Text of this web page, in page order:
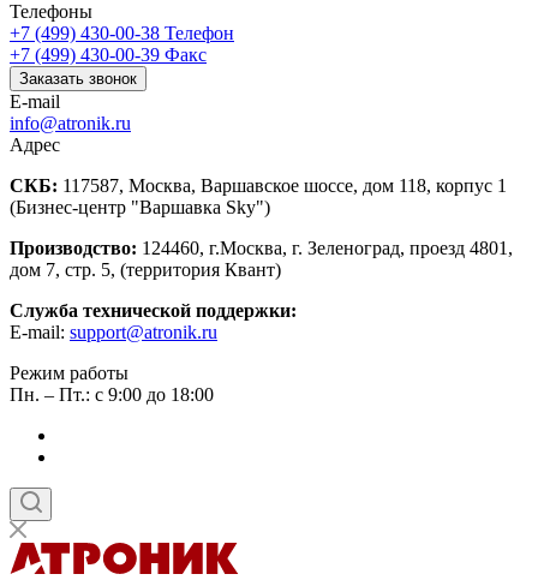
Телефоны
+7 (499) 430-00-38 Телефон
+7 (499) 430-00-39 Факс
Заказать звонок
E-mail
info@atronik.ru
Адрес
СКБ: 117587, Москва, Варшавское шоссе, дом 118, корпус 1
(Бизнес-центр "Варшавка Sky")
Производство: 124460, г.Москва, г. Зеленоград, проезд 4801,
дом 7, стр. 5, (территория Квант)
Служба технической поддержки:
E-mail: support@atronik.ru
Режим работы
Пн. – Пт.: с 9:00 до 18:00